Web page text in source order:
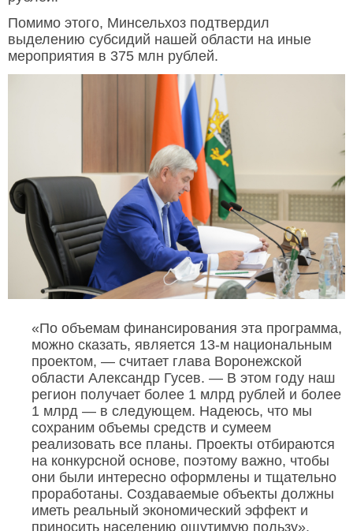
Помимо этого, Минсельхоз подтвердил
выделению субсидий нашей области на иные
мероприятия в 375 млн рублей.
«По объемам финансирования эта программа,
можно сказать, является 13-м национальным
проектом, — считает глава Воронежской
области Александр Гусев. — В этом году наш
регион получает более 1 млрд рублей и более
1 млрд — в следующем. Надеюсь, что мы
сохраним объемы средств и сумеем
реализовать все планы. Проекты отбираются
на конкурсной основе, поэтому важно, чтобы
они были интересно оформлены и тщательно
проработаны. Создаваемые объекты должны
иметь реальный экономический эффект и
приносить населению ощутимую пользу».